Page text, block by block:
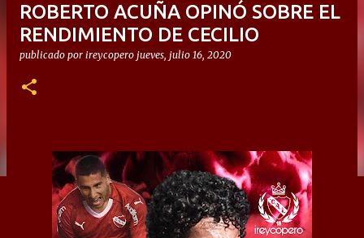
ROBERTO ACUÑA OPINÓ SOBRE EL
RENDIMIENTO DE CECILIO
publicado por ireycopero jueves, julio 16, 2020